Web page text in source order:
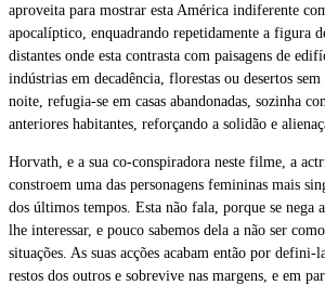
aproveita para mostrar esta América indiferente
apocalíptico, enquadrando repetidamente a figura
distantes onde esta contrasta com paisagens de
indústrias em decadência, florestas ou desertos
noite, refugia-se em casas abandonadas, sozinha
anteriores habitantes, reforçando a solidão e
Horvath, e a sua co-conspiradora neste filme, a
constroem uma das personagens femininas mais
dos últimos tempos. Esta não fala, porque se nega
lhe interessar, e pouco sabemos dela a não ser
situações. As suas acções acabam então por
restos dos outros e sobrevive nas margens, e em